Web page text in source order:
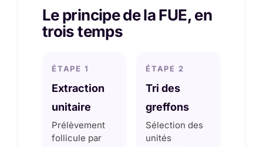
Le principe de la FUE, en
trois temps
ÉTAPE 1
Extraction
unitaire
Prélèvement
follicule par
ÉTAPE 2
Tri des
greffons
Sélection des
unités